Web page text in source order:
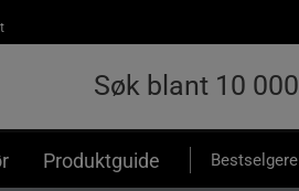
Produktguide Bestselgere